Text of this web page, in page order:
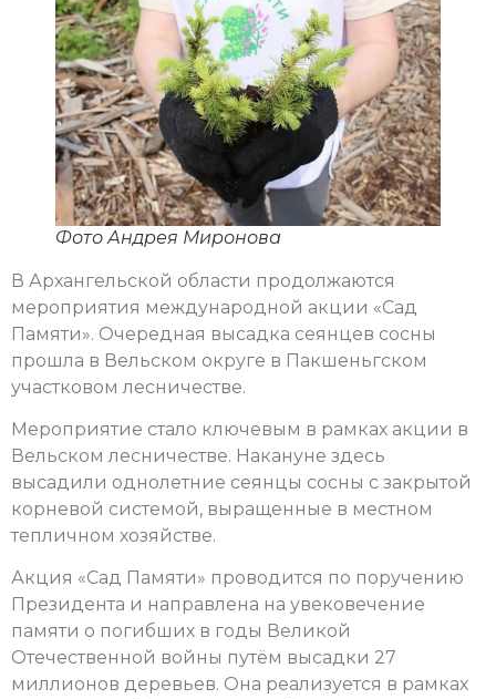
Фото Андрея Миронова
В Архангельской области продолжаются
мероприятия международной акции «Сад
Памяти». Очередная высадка сеянцев сосны
прошла в Вельском округе в Пакшеньгском
участковом лесничестве.
Мероприятие стало ключевым в рамках акции в
Вельском лесничестве. Накануне здесь
высадили однолетние сеянцы сосны с закрытой
корневой системой, выращенные в местном
тепличном хозяйстве.
Акция «Сад Памяти» проводится по поручению
Президента и направлена на увековечение
памяти о погибших в годы Великой
Отечественной войны путём высадки 27
миллионов деревьев. Она реализуется в рамках